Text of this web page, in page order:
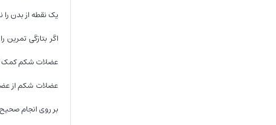
یک نقطه از بدن را
اگر بتازگی
عضلات شکم کمک
عضلات شکم از
بر روی انجام